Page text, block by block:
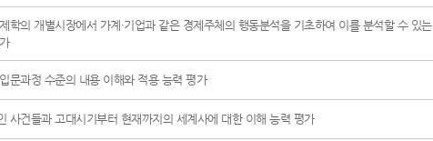
학의 개별시장에서 가계·기업과 같은 경제주체의 행동분석을 기초하여 이를 분석할 수 있는
문과정 수준의 내용 이해와 적용 능력 평가
사건들과 고대시기부터 현재까지의 세계사에 대한 이해 능력 평가